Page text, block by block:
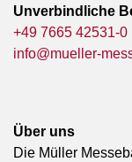
Unverbindliche
+49 7665 42531-0
info@mueller-
Über uns
Die Müller